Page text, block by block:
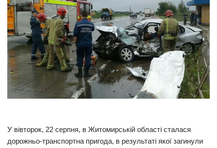
Політика
Світ
Цікаво
Наука
Історії
Здоров’я
У вівторок, 22 серпня, в Житомирській області сталася
дорожньо-транспортна пригода, в результаті якої загинули